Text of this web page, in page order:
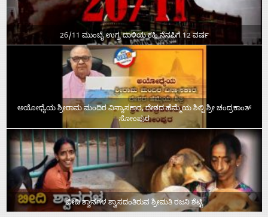
26/11 ಮುಂಬೈ ಉಗ್ರ ದಾಳಿಯ ಕಹಿ ನೆನಪಿಗೆ 12 ವರ್ಷ
ಅಯೋಧ್ಯೆಯ ಶ್ರೀರಾಮ ಮಂದಿರ ವಿನ್ಯಾಸಕಾರ, ದೇಶದ ಹೆಮ್ಮೆಯ ಶಿಲ್ಪಿ ಶ್ರೀ ಚಂದ್ರಕಾಂತ್‌
ಸೋಂಪುರ
ಬೀದಿ ಶ್ವಾನಗಳ ಶ್ವಾಸದಂತಿರುವ ಶ್ರೀಮತಿ ರಜನಿ ಶೆಟ್ಟಿ